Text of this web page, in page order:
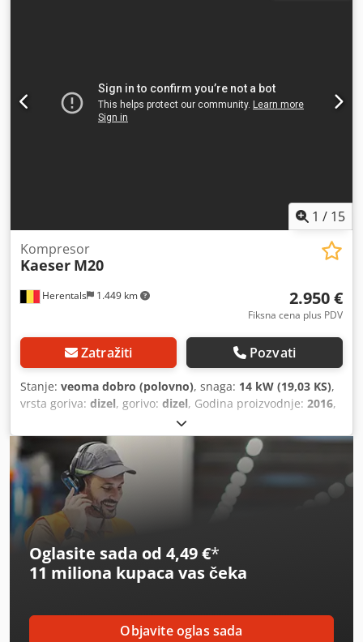
1 / 15
Herentals 1.449 km
Kompresor
Kaeser M20
2.950 €
Fiksna cena plus PDV
Zatražiti Pozvati
Stanje: veoma dobro (polovno), snaga: 14 kW (19,03 KS),
vrsta goriva: dizel, gorivo: dizel, Godina proizvodnje: 2016,
, ARBEIT PRIMA KUBOTA 3-CILINDRIČNI
MOTOR 7 BAR Kapacitet protoka: 3600 l/min = Dodatne
informacije = Godina proizvodnje: 2016 Dedpfx Akjw Ih N
Us Teck Namena: Građevinarstvo Protok: 3.600 l/min
Tehničko stanje: veoma dobro Vizuelno stanje: veoma
dobro Serijski broj: WKA0N0500G5744803 Za više
informacija kontaktirajte Thierry Leemans.
Oglasite sada od 4,49 €*
11 miliona kupaca vas čeka
Objavite oglas sada